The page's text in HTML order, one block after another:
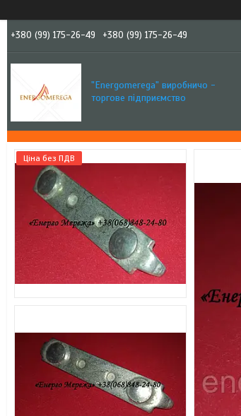
+380 (99) 175-26-49 +380 (99) 175-26-49
"Еnergomerega" виробничо -
торгове підприємство
Ціна без ПДВ